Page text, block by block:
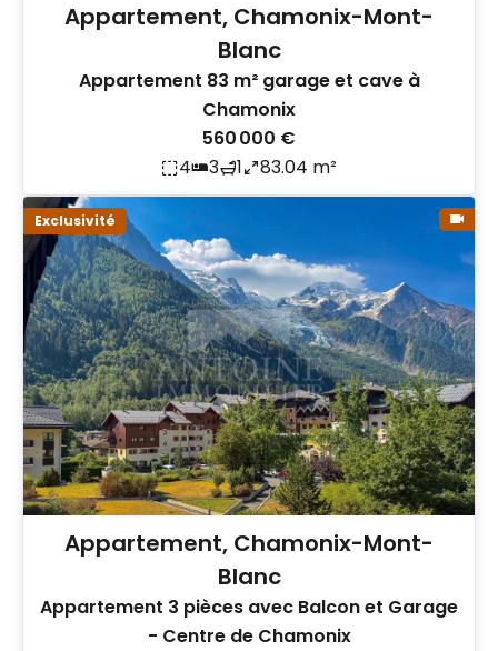
Appartement, Chamonix-Mont-
Blanc
Appartement 83 m² garage et cave à
Chamonix
560 000 €
4
3 1 83.04 m²
Exclusivité
Appartement, Chamonix-Mont-
Blanc
Appartement 3 pièces avec Balcon et Garage
- Centre de Chamonix